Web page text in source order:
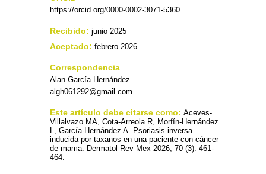
https://orcid.org/0000-0002-3071-5360
Recibido: junio 2025
Aceptado: febrero 2026
Correspondencia
Alan García Hernández
algh061292@gmail.com
Este artículo debe citarse como: Aceves-
Villalvazo MA, Cota-Arreola R, Morfín-Hernández
L, García-Hernández A. Psoriasis inversa
inducida por taxanos en una paciente con cáncer
de mama. Dermatol Rev Mex 2026; 70 (3): 461-
464.